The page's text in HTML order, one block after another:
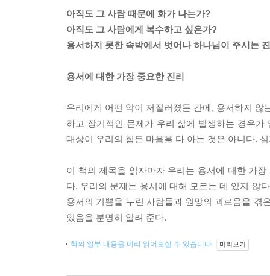
아직도 그 사람 때문에 화가 나는가?
아직도 그 사람에게 복수하고 싶은가?
용서하지 못한 속박에서 벗어나 하나님이 주시는
용서에 대한 가장 중요한 진리
우리에게 어떤 악이 저질러졌든 간에, 용서하지
하고 장기적인 문제가 우리 삶에 발생하는 경우
대상이 우리의 힘든 마음을 다 아는 것은 아니다.
이 책의 제목을 읽자마자 우리는 용서에 대한 가
다. 우리의 문제는 용서에 대해 모르는 데 있지 않
용서의 기쁨을 누린 사람들과 원망의 괴로움을 겪
있음을 분명히 알려 준다.
책의 일부 내용을 미리 읽어보실 수 있습니다. 미리보기